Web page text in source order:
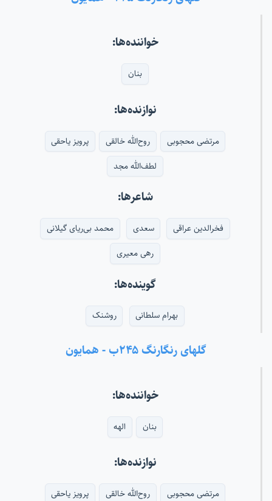
خواننده‌ها:
بنان
نوازنده‌ها:
مرتضی محجوبی روح‌الله خالقی
پرویز یاحقی
لطف‌الله مجد
شاعرها:
فخرالدین عراقی سعدی
محمد بی‌ریای گیلانی
رهی معیری
گوینده‌ها:
بهرام سلطانی روشنک
گلهای رنگارنگ ۲۴۵ب - همایون
خواننده‌ها:
بنان الهه
نوازنده‌ها:
مرتضی محجوبی روح‌الله خالقی
پرویز یاحقی